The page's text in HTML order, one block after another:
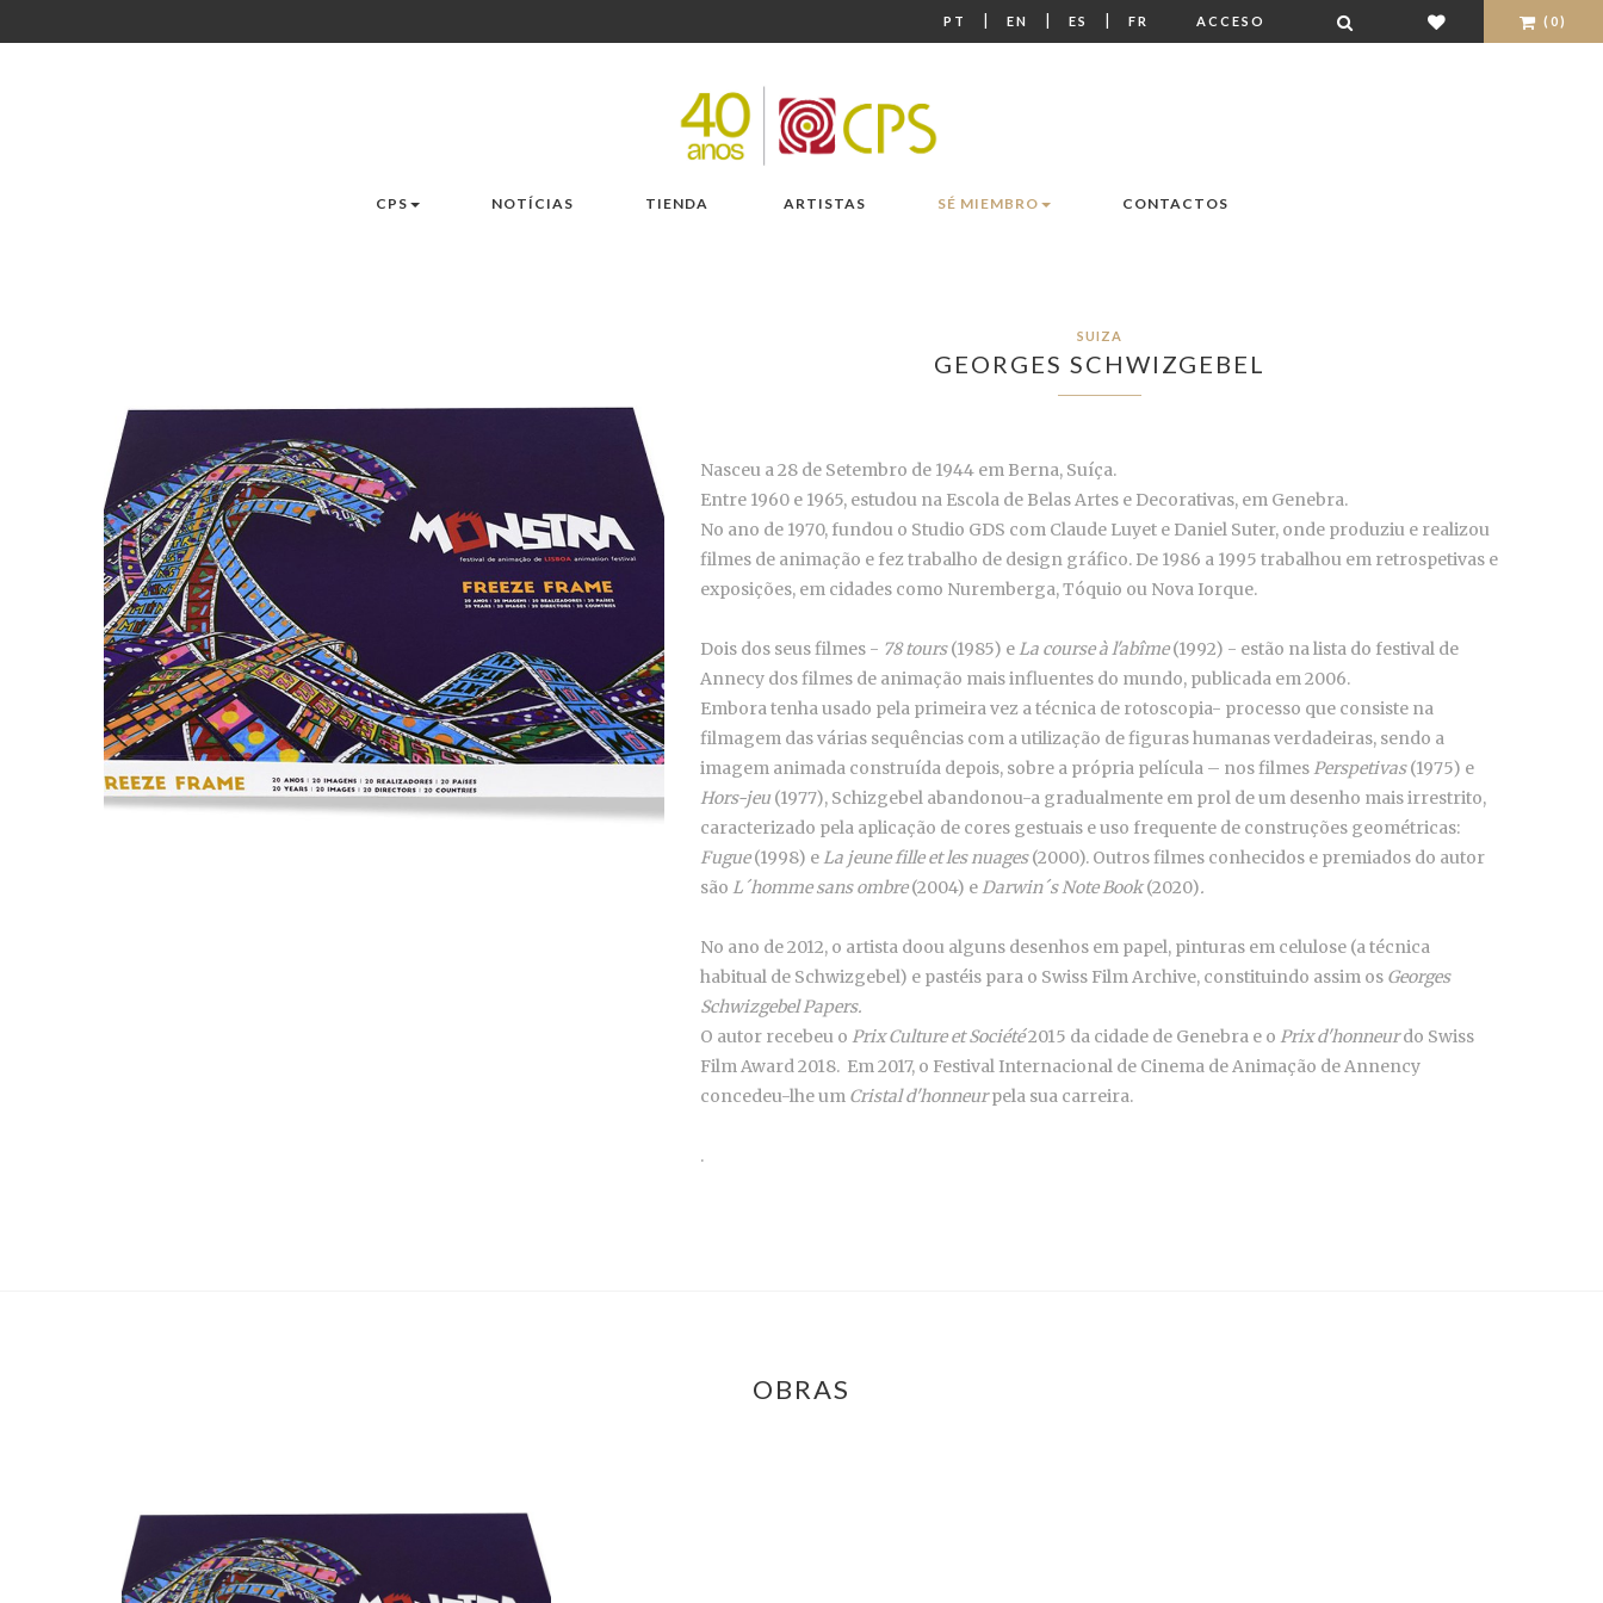
PT | EN | ES | FR ACCESO (0)
CPS NOTÍCIAS TIENDA ARTISTAS SÉ MIEMBRO CONTACTOS
SUIZA
GEORGES SCHWIZGEBEL
Nasceu a 28 de Setembro de 1944 em Berna, Suíça.
Entre 1960 e 1965, estudou na Escola de Belas Artes e Decorativas, em Genebra.
No ano de 1970, fundou o Studio GDS com Claude Luyet e Daniel Suter, onde produziu e realizou
filmes de animação e fez trabalho de design gráfico. De 1986 a 1995 trabalhou em retrospetivas e
exposições, em cidades como Nuremberga, Tóquio ou Nova Iorque.
Dois dos seus filmes - 78 tours(1985) eLa course à l'abîme(1992) - estão na lista do festival de
Annecy dos filmes de animação mais influentes do mundo, publicada em 2006.
Embora tenha usado pela primeira vez a técnica de rotoscopia- processo que consiste na
filmagem das várias sequências com a utilização de figuras humanas verdadeiras, sendo a
imagem animada construída depois, sobre a própria película – nos filmesPerspetivas(1975) e
Hors-jeu (1977), Schizgebel abandonou-a gradualmente em prol de um desenho mais irrestrito,
caracterizado pela aplicação de cores gestuais e uso frequente de construções geométricas:
Fugue(1998) eLa jeune fille et les nuages(2000). Outros filmes conhecidos e premiados do autor
são L´homme sans ombre(2004) eDarwin´s Note Book(2020).
No ano de 2012, o artista doou alguns desenhos em papel, pinturas em celulose (a técnica
habitual de Schwizgebel) e pastéis para o Swiss Film Archive, constituindo assim os Georges
Schwizgebel Papers.
O autor recebeu o Prix Culture et Société2015 da cidade de Genebra e o Prix d'honneurdo Swiss
Film Award 2018. Em 2017, o Festival Internacional de Cinema de Animação de Annency
concedeu-lhe um Cristal d'honneurpela sua carreira.
.
OBRAS